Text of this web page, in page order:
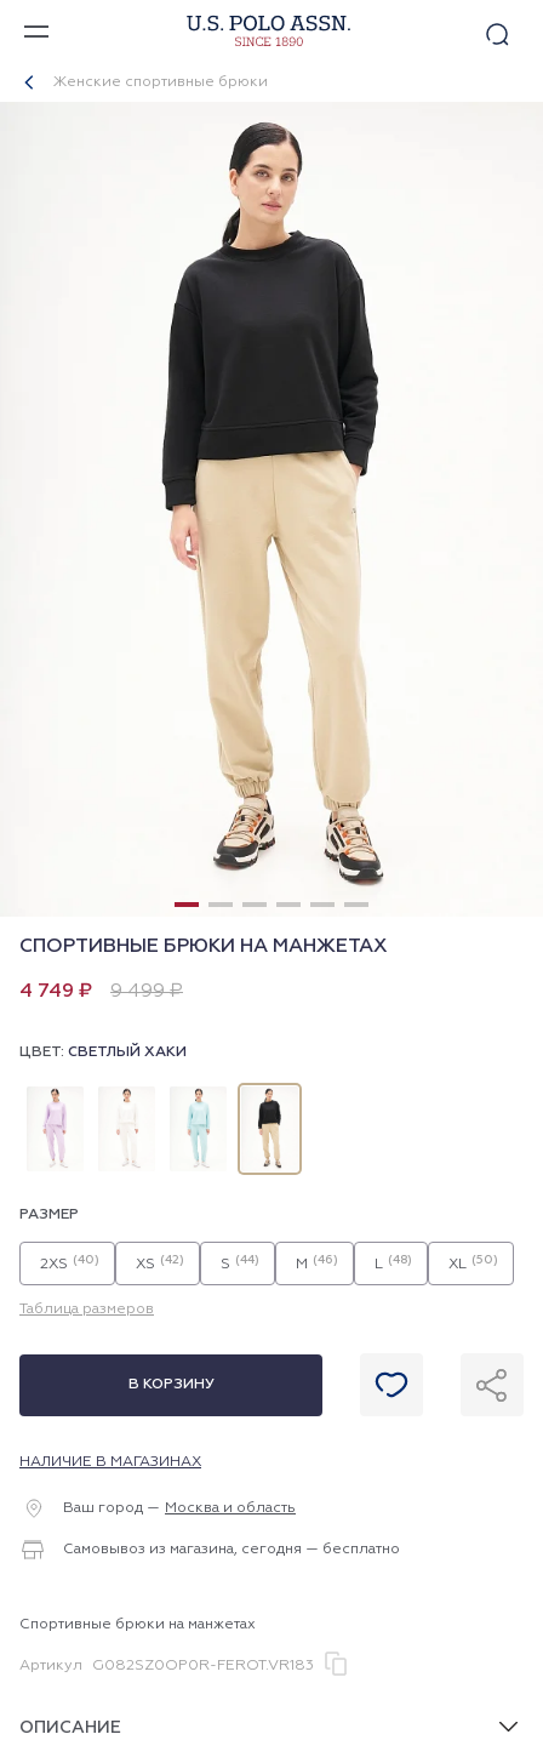
Женские спортивные брюки
СПОРТИВНЫЕ БРЮКИ НА МАНЖЕТАХ
4 749 ₽ 9 499 ₽
ЦВЕТ: СВЕТЛЫЙ ХАКИ
РАЗМЕР
2XS (40) XS (42) S (44) M (46) L (48) XL (50)
Таблица размеров
В КОРЗИНУ
НАЛИЧИЕ В МАГАЗИНАХ
Ваш город — Москва и область
Самовывоз из магазина, сегодня — бесплатно
Спортивные брюки на манжетах
Артикул G082SZ0OP0R-FEROT.VR183
ОПИСАНИЕ